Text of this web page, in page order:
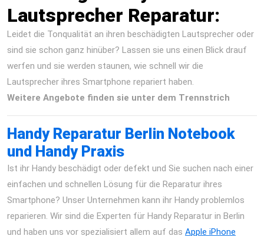
Lautsprecher Reparatur:
Leidet die Tonqualität an ihren beschädigten Lautsprecher oder
sind sie schon ganz hinüber? Lassen sie uns einen Blick drauf
werfen und sie werden staunen, wie schnell wir die
Lautsprecher ihres Smartphone repariert haben.
Weitere Angebote finden sie unter dem Trennstrich
Handy Reparatur Berlin Notebook
und Handy Praxis
Ist ihr Handy beschädigt oder defekt und Sie suchen nach einer
einfachen und schnellen Lösung für die Reparatur ihres
Smartphone? Unser Unternehmen kann ihr Handy problemlos
reparieren. Wir sind die Experten für Handy Reparatur in Berlin
und haben uns vor spezialisiert allem auf das Apple iPhone